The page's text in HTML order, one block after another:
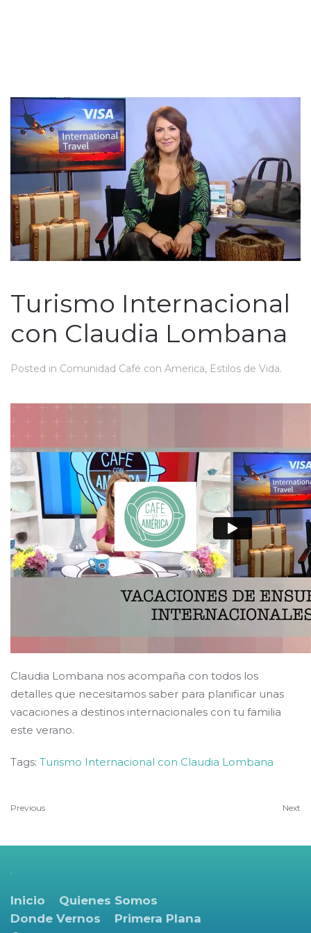
Turismo Internacional
con Claudia Lombana
Posted in Comunidad Café con America, Estilos de Vida.
Claudia Lombana nos acompaña con todos los
detalles que necesitamos saber para planificar unas
vacaciones a destinos internacionales con tu familia
este verano.
Tags: Turismo Internacional con Claudia Lombana
Previous Next
Inicio
Quienes Somos
Donde Vernos
Primera Plana